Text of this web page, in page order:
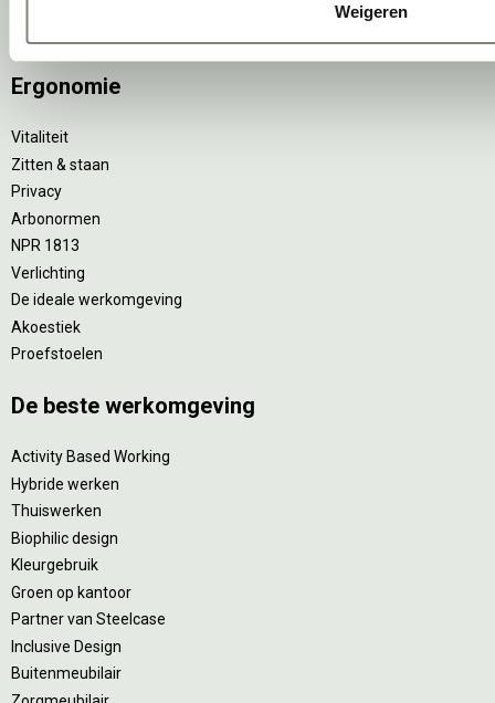
Weigeren
Ergonomie
Vitaliteit
Zitten & staan
Privacy
Arbonormen
NPR 1813
Verlichting
De ideale werkomgeving
Akoestiek
Proefstoelen
De beste werkomgeving
Activity Based Working
Hybride werken
Thuiswerken
Biophilic design
Kleurgebruik
Groen op kantoor
Partner van Steelcase
Inclusive Design
Buitenmeubilair